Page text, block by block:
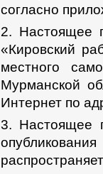
согласно
2. Настоящее
«Кировский
местного
Мурманской
Интернет по
3. Настоящее